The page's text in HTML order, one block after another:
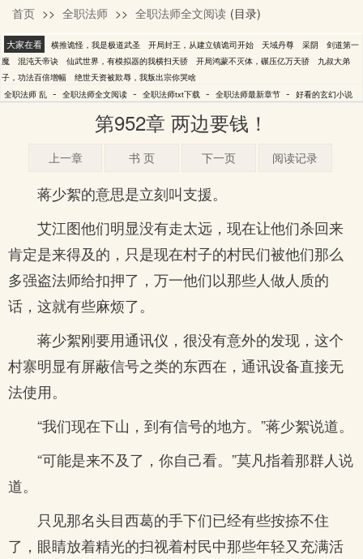
乱
首页 >> 全职法师 >> 全职法师全文阅读 (目录)
大家在看 横推诡怪，我是极道武圣 开局封王，从建立镇诡司开始 天域丹尊 采阴
剑道第一
魔
混沌天帝诀 仙武世界，有模拟器的我横扫天骄 开局鸿蒙不灭体，碾压亿万天骄
九叔大弟
子，功法百倍增幅
绝世天资被欺辱，我叛出宗你哭啥
全职法师 乱 - 全职法师全文阅读 - 全职法师txt下载 - 全职法师最新章节 - 好看的玄幻小说
第952章 两边要钱！
上一章 书 页 下一页 阅读记录
蒋少絮的意思是立刻叫支援。
艾江图他们明显没有走太远，现在让他们杀回来
肯定是来得及的，只是现在村子的村民们被他们那么
多强盗法师给扣押了，万一他们以那些人做人质的
话，这就有些麻烦了。
蒋少絮刚要用通讯仪，很没有意外的发现，这个
村寨明显有屏蔽信号之类的东西在，通讯设备直接无
法使用。
“我们现在下山，到有信号的地方。”蒋少絮说道。
“可能是来不及了，你自己看。”莫凡指着那群人说
道。
只见那名头目西葛的手下们已经有些按捺不住
了，眼睛放着精光的扫视着村民中那些年轻又充满活